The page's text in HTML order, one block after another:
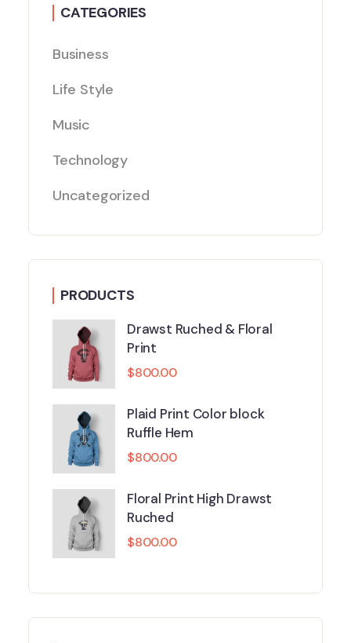
CATEGORIES
Business
Life Style
Music
Technology
Uncategorized
PRODUCTS
Drawst Ruched & Floral
Print
$800.00
Plaid Print Color block
Ruffle Hem
$800.00
Floral Print High Drawst
Ruched
$800.00